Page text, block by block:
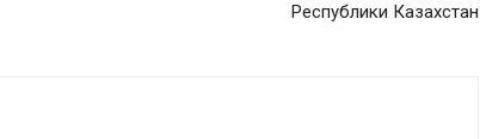
Республики Казахстан